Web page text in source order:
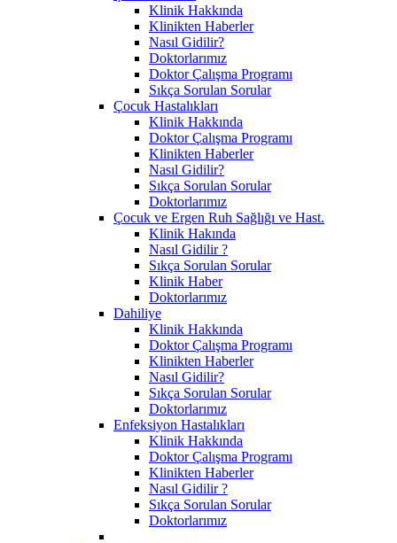
Klinik Hakkında
Klinikten Haberler
Nasıl Gidilir?
Doktorlarımız
Doktor Çalışma Programı
Sıkça Sorulan Sorular
Çocuk Hastalıkları
Klinik Hakkında
Doktor Çalışma Programı
Klinikten Haberler
Nasıl Gidilir?
Sıkça Sorulan Sorular
Doktorlarımız
Çocuk ve Ergen Ruh Sağlığı ve Hast.
Klinik Hakında
Nasıl Gidilir ?
Sıkça Sorulan Sorular
Klinik Haber
Doktorlarımız
Dahiliye
Klinik Hakkında
Doktor Çalışma Programı
Klinikten Haberler
Nasıl Gidilir?
Sıkça Sorulan Sorular
Doktorlarımız
Enfeksiyon Hastalıkları
Klinik Hakkında
Doktor Çalışma Programı
Klinikten Haberler
Nasıl Gidilir ?
Sıkça Sorulan Sorular
Doktorlarımız